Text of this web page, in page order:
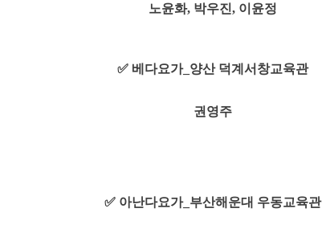
노윤화, 박우진, 이윤정
✅ 베다요가_양산 덕계서창교육관
권영주
✅ 아난다요가_부산해운대 우동교육관